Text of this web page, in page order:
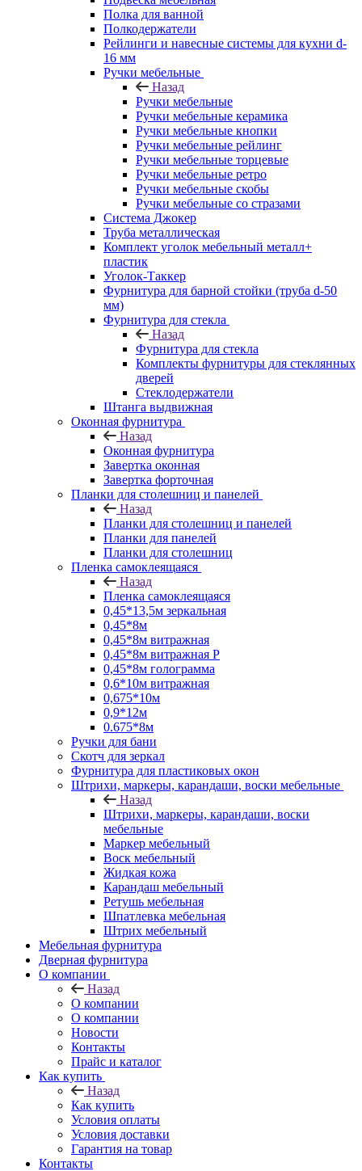
Полка для ванной
Полкодержатели
Рейлинги и навесные системы для кухни d-
16 мм
Ручки мебельные
Назад
Ручки мебельные
Ручки мебельные керамика
Ручки мебельные кнопки
Ручки мебельные рейлинг
Ручки мебельные торцевые
Ручки мебельные ретро
Ручки мебельные скобы
Ручки мебельные со стразами
Система Джокер
Труба металлическая
Комплект уголок мебельный металл+
пластик
Уголок-Таккер
Фурнитура для барной стойки (труба d-50
мм)
Фурнитура для стекла
Назад
Фурнитура для стекла
Комплекты фурнитуры для стеклянных
дверей
Стеклодержатели
Штанга выдвижная
Оконная фурнитура
Назад
Оконная фурнитура
Завертка оконная
Завертка форточная
Планки для столешниц и панелей
Назад
Планки для столешниц и панелей
Планки для панелей
Планки для столешниц
Пленка самоклеящаяся
Назад
Пленка самоклеящаяся
0,45*13,5м зеркальная
0,45*8м
0,45*8м витражная
0,45*8м витражная Р
0,45*8м голограмма
0,6*10м витражная
0,675*10м
0,9*12м
0.675*8м
Ручки для бани
Скотч для зеркал
Фурнитура для пластиковых окон
Штрихи, маркеры, карандаши, воски мебельные
Назад
Штрихи, маркеры, карандаши, воски
мебельные
Маркер мебельный
Воск мебельный
Жидкая кожа
Карандаш мебельный
Ретушь мебельная
Шпатлевка мебельная
Штрих мебельный
Мебельная фурнитура
Дверная фурнитура
О компании
Назад
О компании
О компании
Новости
Контакты
Прайс и каталог
Как купить
Назад
Как купить
Условия оплаты
Условия доставки
Гарантия на товар
Контакты